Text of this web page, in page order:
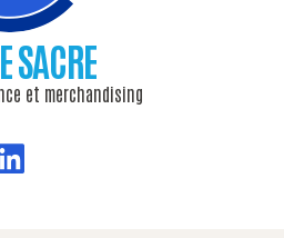
SACRE
et merchandising